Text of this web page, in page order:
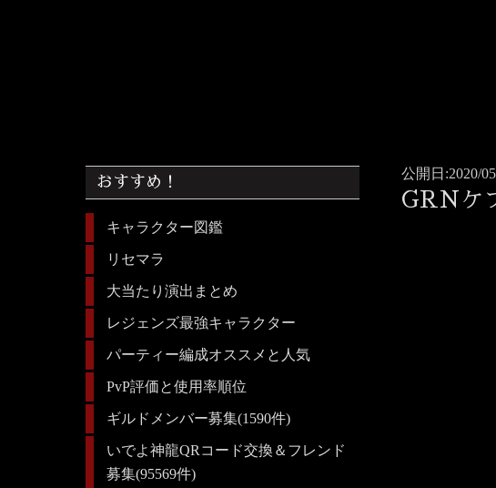
公開日:2020/
GRNケ
おすすめ！
キャラクター図鑑
リセマラ
大当たり演出まとめ
レジェンズ最強キャラクター
パーティー編成オススメと人気
PvP評価と使用率順位
ギルドメンバー募集(1590件)
いでよ神龍QRコード交換＆フレンド
募集(95569件)